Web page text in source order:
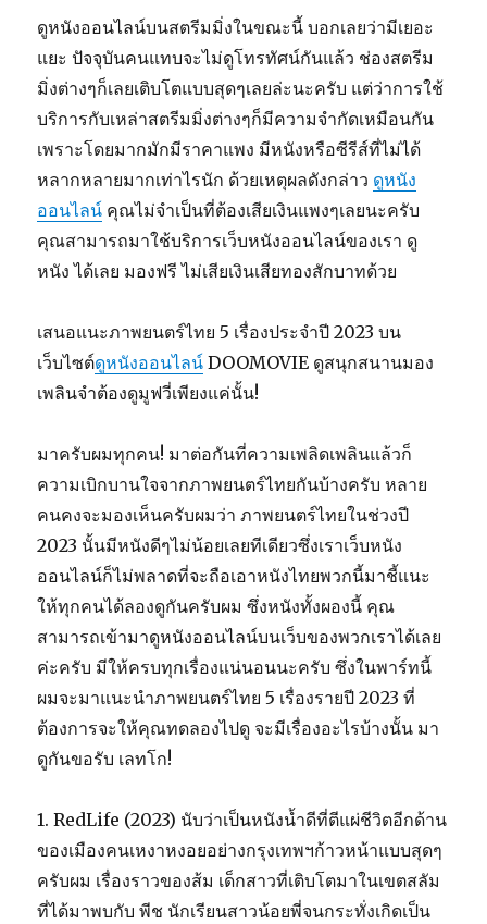
ดูหนังออนไลน์บนสตรีมมิ่งในขณะนี้ บอกเลยว่ามีเยอะ
แยะ ปัจจุบันคนแทบจะไม่ดูโทรทัศน์กันแล้ว ช่องสตรีม
มิ่งต่างๆก็เลยเติบโตแบบสุดๆเลยล่ะนะครับ แต่ว่าการใช้
บริการกับเหล่าสตรีมมิ่งต่างๆก็มีความจำกัดเหมือนกัน
เพราะโดยมากมักมีราคาแพง มีหนังหรือซีรีส์ที่ไม่ได้
หลากหลายมากเท่าไรนัก ด้วยเหตุผลดังกล่าว ดูหนัง
ออนไลน์ คุณไม่จำเป็นที่ต้องเสียเงินแพงๆเลยนะครับ
คุณสามารถมาใช้บริการเว็บหนังออนไลน์ของเรา ดู
หนัง ได้เลย มองฟรี ไม่เสียเงินเสียทองสักบาทด้วย
เสนอแนะภาพยนตร์ไทย 5 เรื่องประจำปี 2023 บน
เว็บไซต์ดูหนังออนไลน์ DOOMOVIE ดูสนุกสนานมอง
เพลินจำต้องดูมูฟวี่เพียงแค่นั้น!
มาครับผมทุกคน! มาต่อกันที่ความเพลิดเพลินแล้วก็
ความเบิกบานใจจากภาพยนตร์ไทยกันบ้างครับ หลาย
คนคงจะมองเห็นครับผมว่า ภาพยนตร์ไทยในช่วงปี
2023 นั้นมีหนังดีๆไม่น้อยเลยทีเดียวซึ่งเราเว็บหนัง
ออนไลน์ก็ไม่พลาดที่จะถือเอาหนังไทยพวกนี้มาชี้แนะ
ให้ทุกคนได้ลองดูกันครับผม ซึ่งหนังทั้งผองนี้ คุณ
สามารถเข้ามาดูหนังออนไลน์บนเว็บของพวกเราได้เลย
ค่ะครับ มีให้ครบทุกเรื่องแน่นอนนะครับ ซึ่งในพาร์ทนี้
ผมจะมาแนะนำภาพยนตร์ไทย 5 เรื่องรายปี 2023 ที่
ต้องการจะให้คุณทดลองไปดู จะมีเรื่องอะไรบ้างนั้น มา
ดูกันขอรับ เลทโก!
1. RedLife (2023) นับว่าเป็นหนังน้ำดีที่ตีแผ่ชีวิตอีกด้าน
ของเมืองคนเหงาหงอยอย่างกรุงเทพฯก้าวหน้าแบบสุดๆ
ครับผม เรื่องราวของส้ม เด็กสาวที่เติบโตมาในเขตสลัม
ที่ได้มาพบกับ พีช นักเรียนสาวน้อยพี่จนกระทั่งเกิดเป็น